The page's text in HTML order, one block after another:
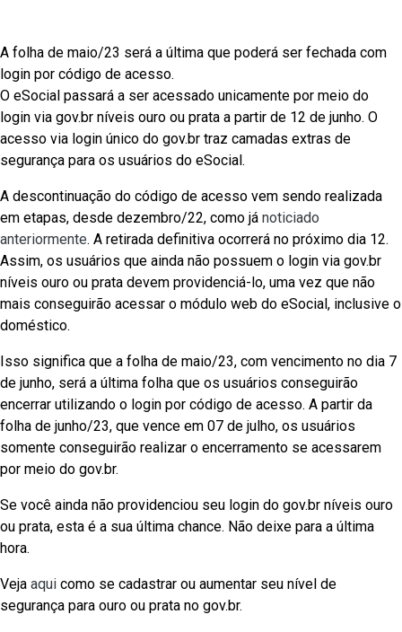
A folha de maio/23 será a última que poderá ser fechada com
login por código de acesso.
O eSocial passará a ser acessado unicamente por meio do
login via gov.br níveis ouro ou prata a partir de 12 de junho. O
acesso via login único do gov.br traz camadas extras de
segurança para os usuários do eSocial.
A descontinuação do código de acesso vem sendo realizada
em etapas, desde dezembro/22, como já noticiado
anteriormente. A retirada definitiva ocorrerá no próximo dia 12.
Assim, os usuários que ainda não possuem o login via gov.br
níveis ouro ou prata devem providenciá-lo, uma vez que não
mais conseguirão acessar o módulo web do eSocial, inclusive o
doméstico.
Isso significa que a folha de maio/23, com vencimento no dia 7
de junho, será a última folha que os usuários conseguirão
encerrar utilizando o login por código de acesso. A partir da
folha de junho/23, que vence em 07 de julho, os usuários
somente conseguirão realizar o encerramento se acessarem
por meio do gov.br.
Se você ainda não providenciou seu login do gov.br níveis ouro
ou prata, esta é a sua última chance. Não deixe para a última
hora.
Veja aqui como se cadastrar ou aumentar seu nível de
segurança para ouro ou prata no gov.br.